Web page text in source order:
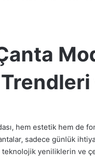
hem estetik hem de
sadece günlük
yeniliklerin ve